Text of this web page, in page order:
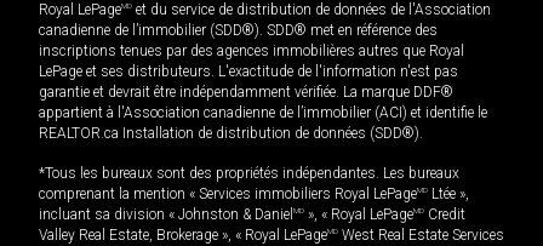
Royal LePageMD et du service de distribution de données de l'Association
canadienne de l’immobilier (SDD®). SDD® met en référence des
inscriptions tenues par des agences immobilières autres que Royal
LePage et ses distributeurs. L'exactitude de l'information n'est pas
garantie et devrait être indépendamment vérifiée. La marque DDF®
appartient à l'Association canadienne de l’immobilier (ACI) et identifie le
REALTOR.ca Installation de distribution de données (SDD®).
*Tous les bureaux sont des propriétés indépendantes. Les bureaux
comprenant la mention « Services immobiliers Royal LePageMD Ltée »,
incluant sa division « Johnston & Daniel MD », « Royal LePageMD Credit
Valley Real Estate, Brokerage », « Royal LePageMD West Real Estate Services